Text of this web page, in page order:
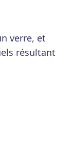
verre, et
résultant